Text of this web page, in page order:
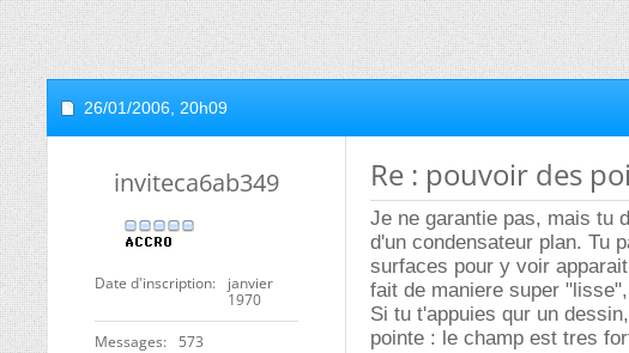
26/01/2006, 20h09
inviteca6ab349
Date d'inscription
janvier
1970
Messages 573
Re : pouvoir des
Je ne garantie pas, mais tu
d'un condensateur plan. Tu
surfaces pour y voir
fait de maniere super
Si tu t'appuies qur un
pointe : le champ est tres